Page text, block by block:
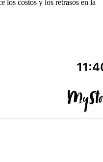
los costos y los retrasos en la